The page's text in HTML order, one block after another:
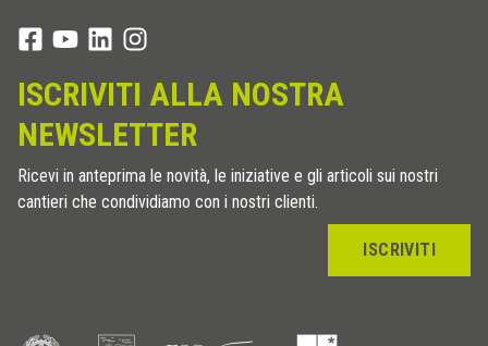
ISCRIVITI ALLA NOSTRA
NEWSLETTER
Ricevi in anteprima le novità, le iniziative e gli articoli sui nostri
cantieri che condividiamo con i nostri clienti.
ISCRIVITI